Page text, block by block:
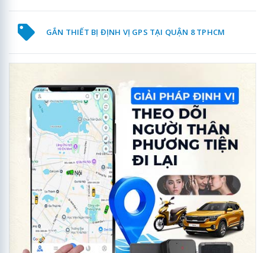
GẮN THIẾT BỊ ĐỊNH VỊ GPS TẠI QUẬN 8 TPHCM